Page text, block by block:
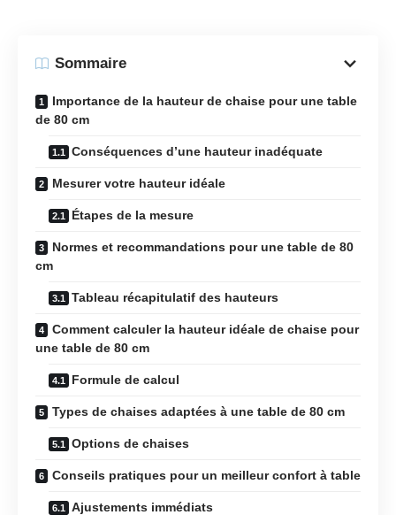
Sommaire
Importance de la hauteur de chaise pour une table
de 80 cm
Conséquences d’une hauteur inadéquate
Mesurer votre hauteur idéale
Étapes de la mesure
Normes et recommandations pour une table de 80
cm
Tableau récapitulatif des hauteurs
Comment calculer la hauteur idéale de chaise pour
une table de 80 cm
Formule de calcul
Types de chaises adaptées à une table de 80 cm
Options de chaises
Conseils pratiques pour un meilleur confort à table
Ajustements immédiats